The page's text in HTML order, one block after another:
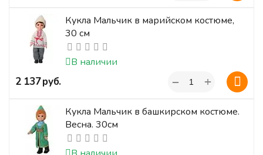
Кукла Мальчик в марийском костюме,
30 см
В наличии
‍2 137‍руб. +
−
Кукла Мальчик в башкирском костюме.
Весна. 30см